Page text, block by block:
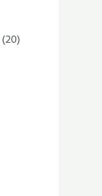
(20)